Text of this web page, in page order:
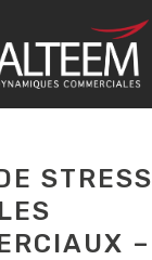
STRESS
–